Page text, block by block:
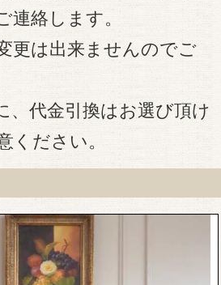
連絡します。
更は出来ませんのでご
、代金引換はお選び頂け
ください。